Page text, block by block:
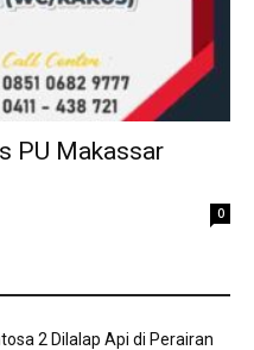
PU Makassar
0
2 Dilalap Api di Perairan